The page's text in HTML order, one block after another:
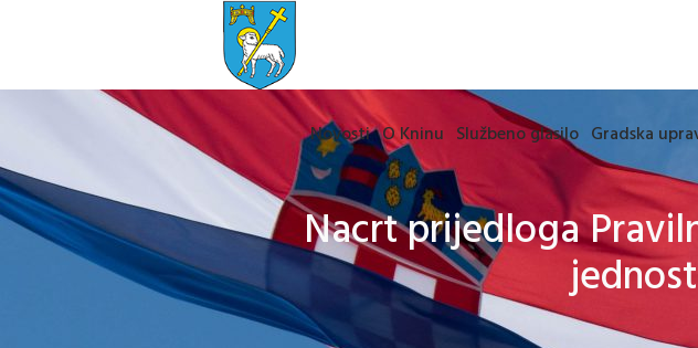
Novosti O Kninu Službeno glasilo Gradska
Nacrt prijedloga